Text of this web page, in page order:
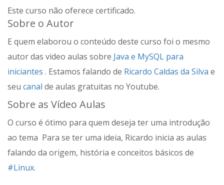
Este curso não oferece certificado.
Sobre o Autor
E quem elaborou o conteúdo deste curso foi o mesmo
autor das video aulas sobre Java e MySQL para
iniciantes . Estamos falando de Ricardo Caldas da Silva e
seu canal de aulas gratuitas no Youtube.
Sobre as Vídeo Aulas
O curso é ótimo para quem deseja ter uma introdução
ao tema Para se ter uma ideia, Ricardo inicia as aulas
falando da origem, história e conceitos básicos de
#Linux.